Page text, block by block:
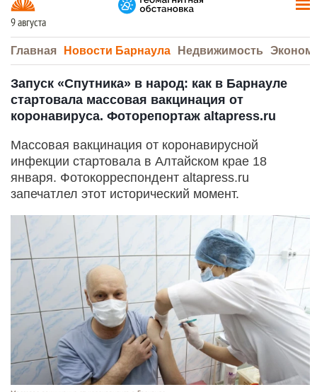
9 августа
Главная Новости Барнаула Недвижимость
Запуск «Спутника» в народ: как в Барнауле
стартовала массовая вакцинация от
коронавируса. Фоторепортаж altapress.ru
Массовая вакцинация от коронавирусной
инфекции стартовала в Алтайском крае 18
января. Фотокорреспондент altapress.ru
запечатлел этот исторический момент.